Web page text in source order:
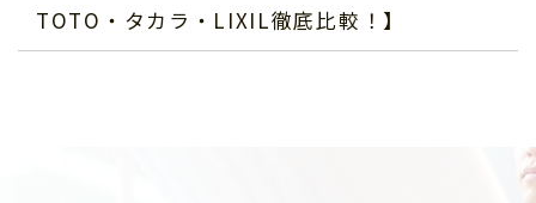
TOTO・タカラ・LIXIL徹底比較！】